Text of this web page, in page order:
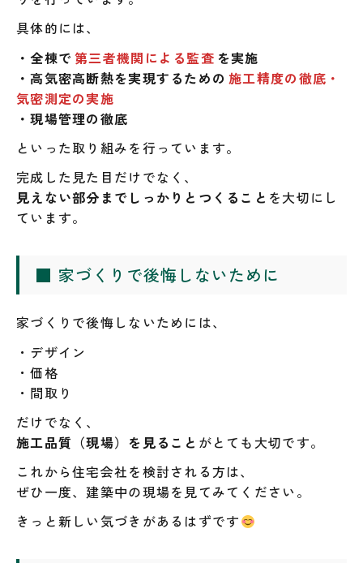
具体的には、
・全棟で第三者機関による監査 を実施
・高気密高断熱を実現するための 施工精度の徹底・
気密測定の実施
・現場管理の徹底
といった取り組みを行っています。
完成した見た目だけでなく、
見えない部分までしっかりとつくること を大切にし
ています。
■ 家づくりで後悔しないために
家づくりで後悔しないためには、
・デザイン
・価格
・間取り
だけでなく、
施工品質（現場）を見ること がとても大切です。
これから住宅会社を検討される方は、
ぜひ一度、建築中の現場を見てみてください。
きっと新しい気づきがあるはずです